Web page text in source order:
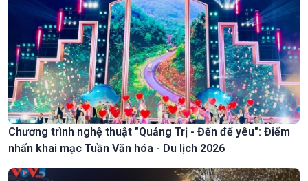
Chương trình nghệ thuật "Quảng Trị - Đến để yêu": Điểm
nhấn khai mạc Tuần Văn hóa - Du lịch 2026